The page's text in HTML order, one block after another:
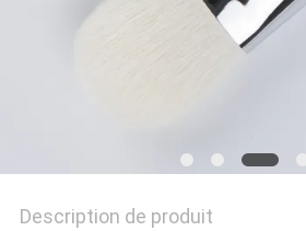
Description de produit